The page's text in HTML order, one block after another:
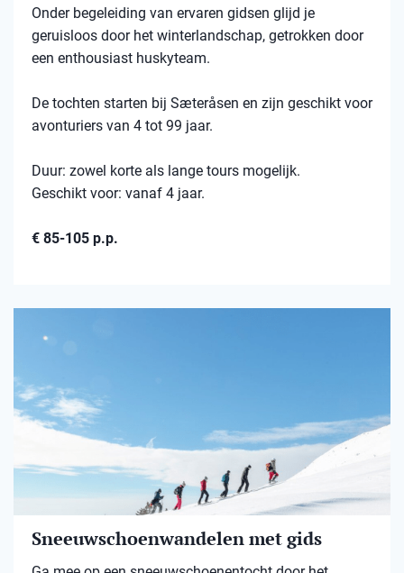
Onder begeleiding van ervaren gidsen glijd je
geruisloos door het winterlandschap, getrokken door
een enthousiast huskyteam.
De tochten starten bij Sæteråsen en zijn geschikt voor
avonturiers van 4 tot 99 jaar.
Duur: zowel korte als lange tours mogelijk.
Geschikt voor: vanaf 4 jaar.
€ 85-105 p.p.
Sneeuwschoenwandelen met gids